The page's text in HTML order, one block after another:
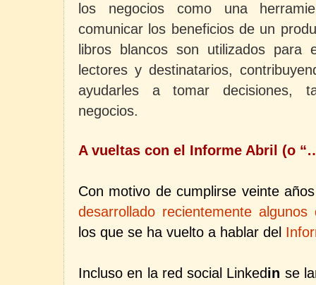
los negocios como una
comunicar los beneficios de un
libros blancos son utilizados para
lectores y destinatarios,
ayudarles a tomar decisiones,
negocios.
A vueltas con el Informe Abril (o
Con motivo de cumplirse veinte
desarrollado recientemente
los que se ha vuelto a hablar del
Incluso en la red social Linkedin se